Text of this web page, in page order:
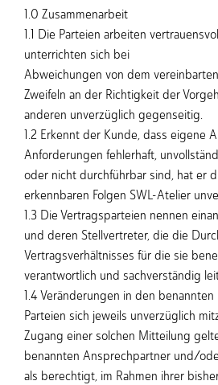
1.0 Zusammenarbeit
1.1 Die Parteien arbeiten
unterrichten sich bei
Abweichungen von dem
Zweifeln an der Richtigkeit der
anderen unverzüglich gegenseitig.
1.2 Erkennt der Kunde, dass eigene
Anforderungen fehlerhaft,
oder nicht durchführbar sind, hat er
erkennbaren Folgen SWL-Atelier
1.3 Die Vertragsparteien nennen
und deren Stellvertreter, die die
Vertragsverhältnisses für die sie
verantwortlich und sachverständig
1.4 Veränderungen in den
Parteien sich jeweils unverzüglich
Zugang einer solchen Mitteilung
benannten Ansprechpartner und/
als berechtigt, im Rahmen ihrer